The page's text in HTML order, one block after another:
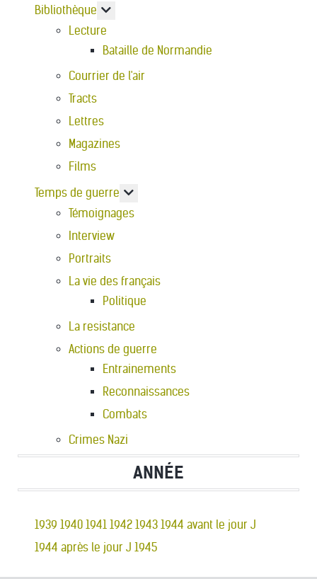
Bibliothèque
En savoir plus : Bibliothèque
Lecture
Bataille de Normandie
Courrier de l'air
Tracts
Lettres
Magazines
Films
Temps de guerre
En savoir plus : Temps de guerre
Témoignages
Interview
Portraits
La vie des français
Politique
La resistance
Actions de guerre
Entrainements
Reconnaissances
Combats
Crimes Nazi
ANNÉE
1939 1940 1941 1942 1943 1944 avant le jour J
1944 après le jour J 1945